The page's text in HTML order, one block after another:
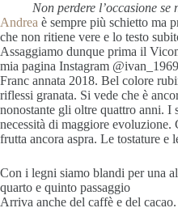
Non perdere l’occasione
Andrea è sempre più schietto ma
che non ritiene vere e lo testo
Assaggiamo dunque prima il
mia pagina Instagram
Franc annata 2018. Bel colore
riflessi granata. Si vede che è
nonostante gli oltre quattro anni. I
necessità di maggiore evoluzione.
frutta ancora aspra. Le tostature e
Con i legni siamo blandi per una
quarto e quinto passaggio
Arriva anche del caffè e del